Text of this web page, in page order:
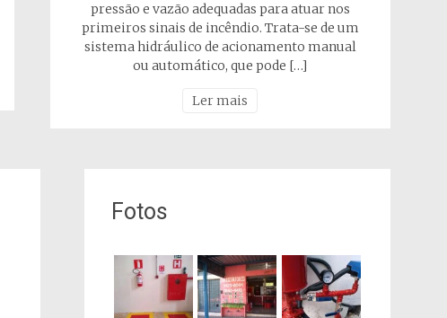
pressão e vazão adequadas para atuar nos
primeiros sinais de incêndio. Trata-se de um
sistema hidráulico de acionamento manual
ou automático, que pode […]
Ler mais
Fotos